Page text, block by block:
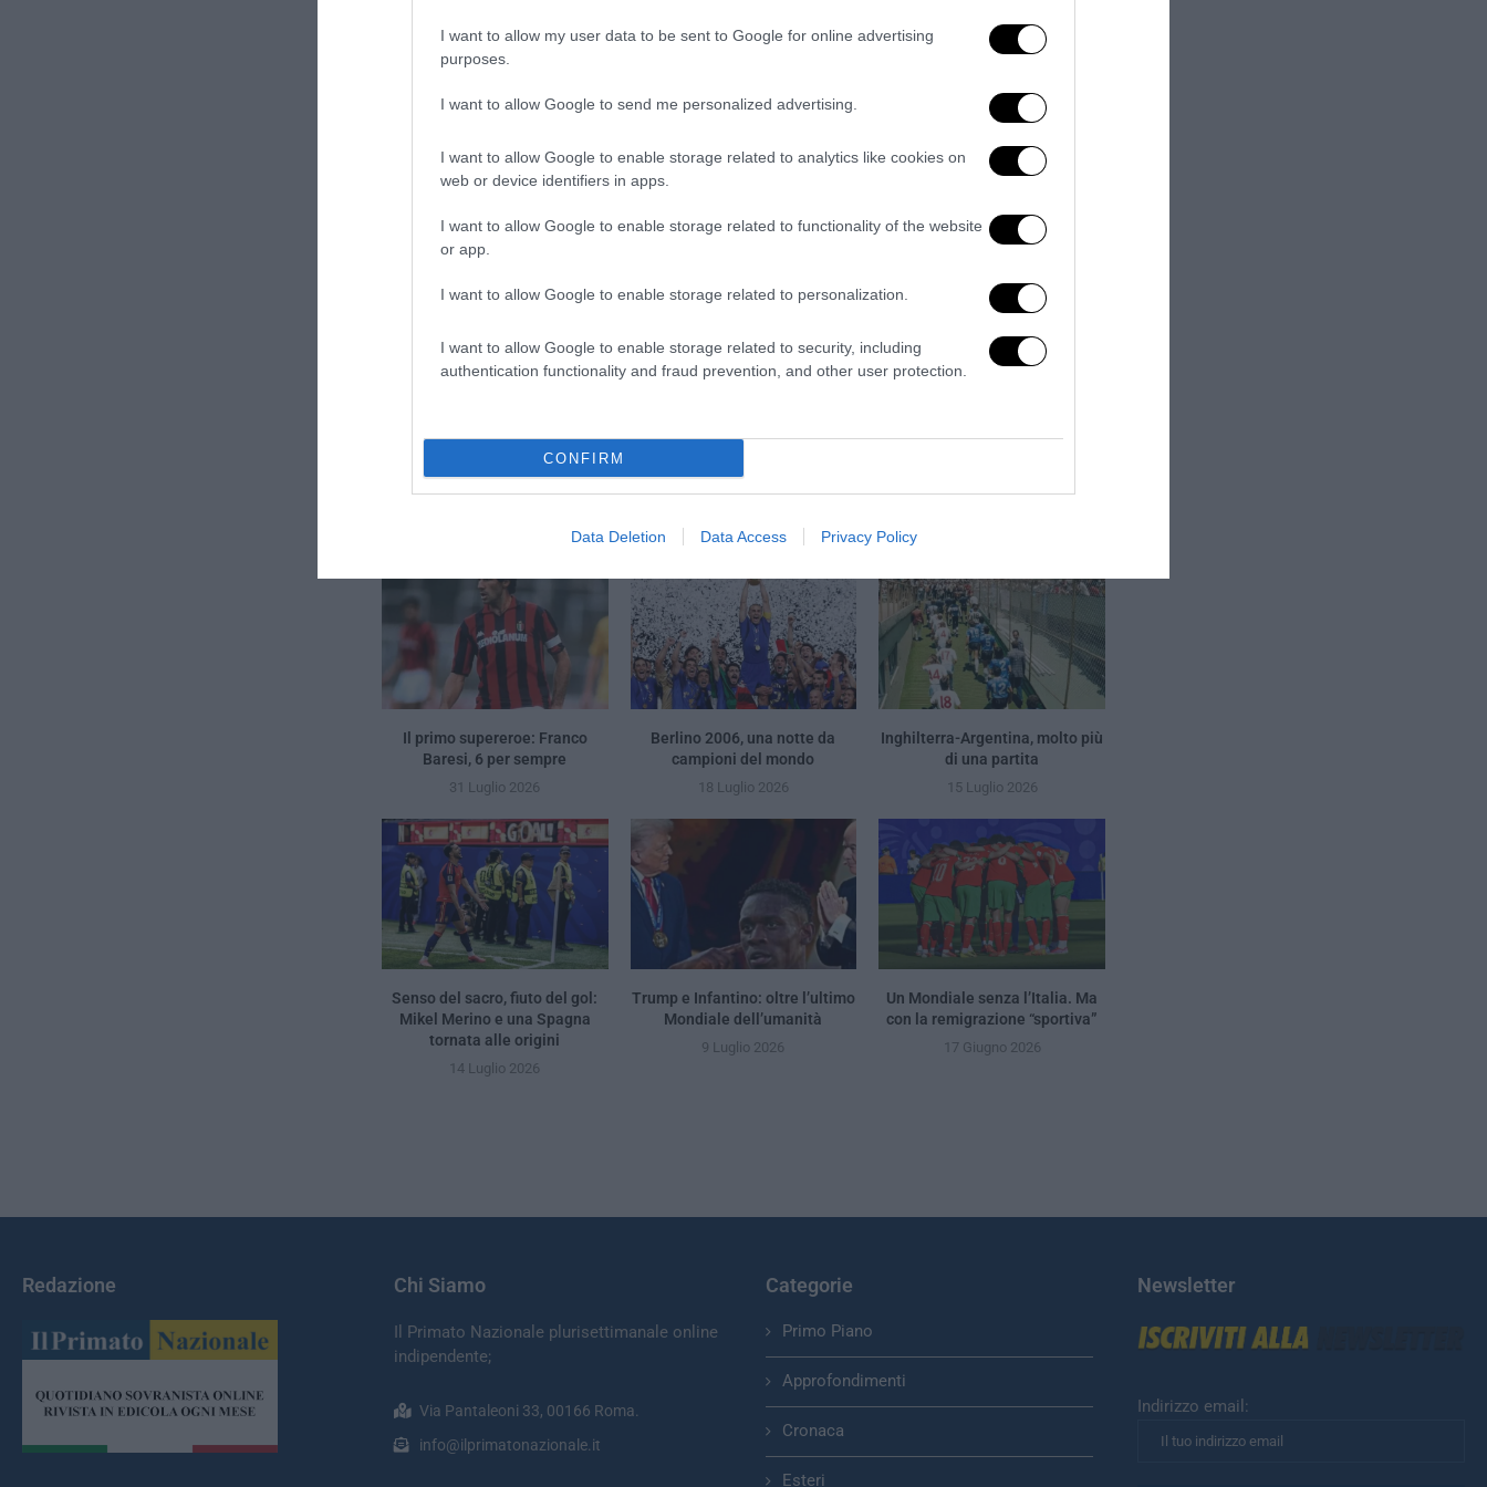
I want to allow my user data to be sent to Google for online advertising
purposes.
I want to allow Google to send me personalized advertising.
I want to allow Google to enable storage related to analytics like cookies on
web or device identifiers in apps.
I want to allow Google to enable storage related to functionality of the website
or app.
I want to allow Google to enable storage related to personalization.
I want to allow Google to enable storage related to security, including
authentication functionality and fraud prevention, and other user protection.
CONFIRM
Data Deletion Data Access Privacy Policy
Il primo supereroe: Franco
Baresi, 6 per sempre
31 Luglio 2026
Berlino 2006, una notte da
campioni del mondo
18 Luglio 2026
Inghilterra-Argentina, molto più
di una partita
15 Luglio 2026
Senso del sacro, fiuto del gol:
Mikel Merino e una Spagna
tornata alle origini
14 Luglio 2026
Trump e Infantino: oltre l’ultimo
Mondiale dell’umanità
9 Luglio 2026
Un Mondiale senza l’Italia. Ma
con la remigrazione “sportiva”
17 Giugno 2026
Redazione Chi Siamo
Il Primato Nazionale plurisettimanale online
indipendente;
Via Pantaleoni 33, 00166 Roma.
info@ilprimatonazionale.it
Categorie
Primo Piano
Approfondimenti
Cronaca
Esteri
Newsletter
Indirizzo email: